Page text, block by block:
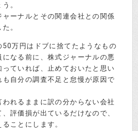
。
ャーナルとその関連会社との関係
。
50万円はドブに捨てたようなもの
になる前に、株式ジャーナルの悪
っていれば、止めておいたと思い
も自分の調査不足と怠慢が原因で
われるままに訳の分からない会社
評価損が出ているだけなので、
ことにします。